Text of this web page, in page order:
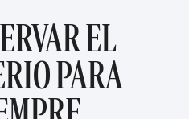
EL
PARA